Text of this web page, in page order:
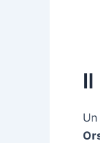
Il